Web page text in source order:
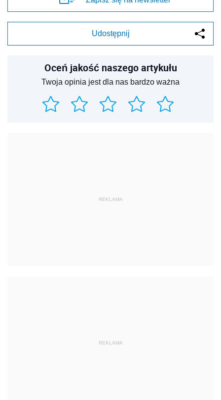
Udostępnij
Oceń jakość naszego artykułu
Twoja opinia jest dla nas bardzo ważna
REKLAMA
REKLAMA